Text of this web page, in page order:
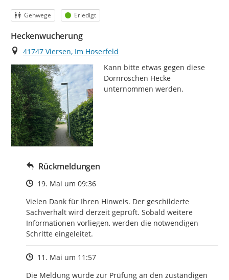
Kategorie
Gehwege Status
Erledigt
Heckenwucherung
Ort
41747 Viersen, Im Hoserfeld
Kann bitte etwas gegen diese
Dornröschen Hecke
unternommen werden.
Rückmeldungen
Zeitpunkt des Erstellens
19. Mai um 09:36
Vielen Dank für Ihren Hinweis. Der geschilderte
Sachverhalt wird derzeit geprüft. Sobald weitere
Informationen vorliegen, werden die notwendigen
Schritte eingeleitet.
Zeitpunkt des Erstellens
11. Mai um 11:57
Die Meldung wurde zur Prüfung an den zuständigen